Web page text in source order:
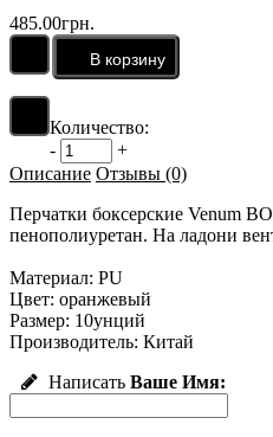
485.00грн.
Количество:
-
+
Описание Отзывы (0)
Перчатки боксерские Venum
пенополиуретан. На ладони
Материал: PU
Цвет: оранжевый
Размер: 10унций
Производитель: Китай
Написать Ваше Имя: